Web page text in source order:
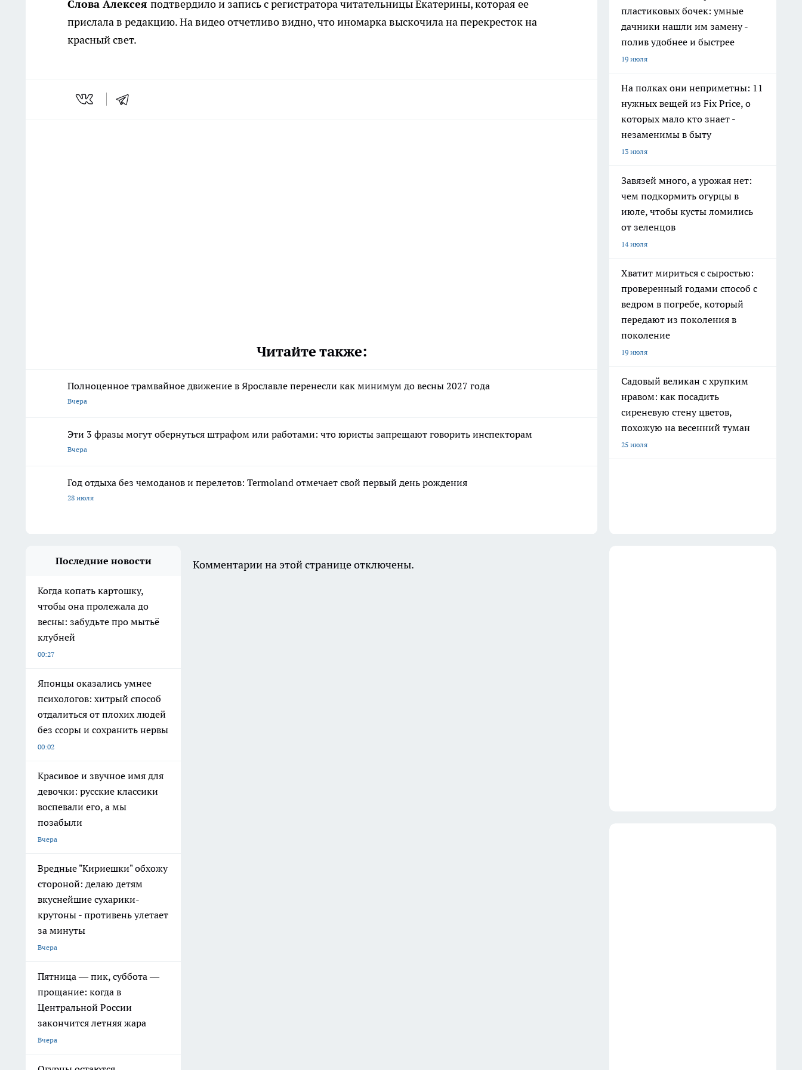
Слова Алексея подтвердило и запись с регистратора читательницы Екатерины, которая ее
прислала в редакцию. На видео отчетливо видно, что иномарка выскочила на перекресток на
красный свет.
Читайте также:
Полноценное трамвайное движение в Ярославле перенесли как минимум до весны 2027 года
Вчера
Эти 3 фразы могут обернуться штрафом или работами: что юристы запрещают говорить инспекторам
Вчера
Год отдыха без чемоданов и перелетов: Termoland отмечает свой первый день рождения
28 июля
пластиковых бочек: умные
дачники нашли им замену -
полив удобнее и быстрее
19 июля
На полках они неприметны: 11
нужных вещей из Fix Price, о
которых мало кто знает -
незаменимы в быту
13 июля
Завязей много, а урожая нет:
чем подкормить огурцы в
июле, чтобы кусты ломились
от зеленцов
14 июля
Хватит мириться с сыростью:
проверенный годами способ с
ведром в погребе, который
передают из поколения в
поколение
19 июля
Садовый великан с хрупким
нравом: как посадить
сиреневую стену цветов,
похожую на весенний туман
25 июля
Последние новости
Когда копать картошку,
чтобы она пролежала до
весны: забудьте про мытьё
клубней
00:27
Японцы оказались умнее
психологов: хитрый способ
отдалиться от плохих людей
без ссоры и сохранить нервы
00:02
Красивое и звучное имя для
девочки: русские классики
воспевали его, а мы
позабыли
Вчера
Вредные "Кириешки" обхожу
стороной: делаю детям
вкуснейшие сухарики-
крутоны - противень улетает
за минуты
Вчера
Пятница — пик, суббота —
прощание: когда в
Центральной России
закончится летняя жара
Вчера
Комментарии на этой странице отключены.